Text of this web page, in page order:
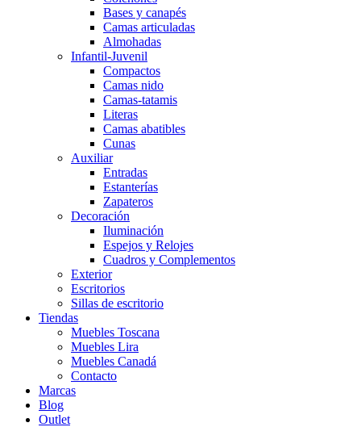
Bases y canapés
Camas articuladas
Almohadas
Infantil-Juvenil
Compactos
Camas nido
Camas-tatamis
Literas
Camas abatibles
Cunas
Auxiliar
Entradas
Estanterías
Zapateros
Decoración
Iluminación
Espejos y Relojes
Cuadros y Complementos
Exterior
Escritorios
Sillas de escritorio
Tiendas
Muebles Toscana
Muebles Lira
Muebles Canadá
Contacto
Marcas
Blog
Outlet